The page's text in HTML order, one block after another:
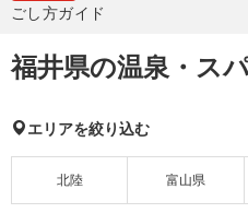
ごし方ガイド
福井県の温泉・ス
エリアを絞り込む
北陸 富山県